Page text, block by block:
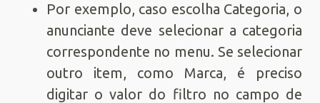
Por exemplo, caso escolha Categoria, o
anunciante deve selecionar a categoria
correspondente no menu. Se selecionar
outro item, como Marca, é preciso
digitar o valor do filtro no campo de